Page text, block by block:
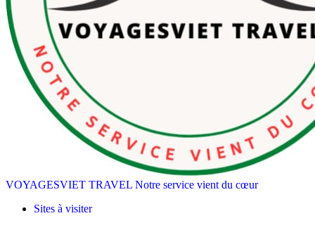
VOYAGESVIET TRAVEL Notre service vient du cœur
Sites à visiter